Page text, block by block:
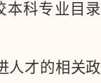
本科专业目录
人才的相关政